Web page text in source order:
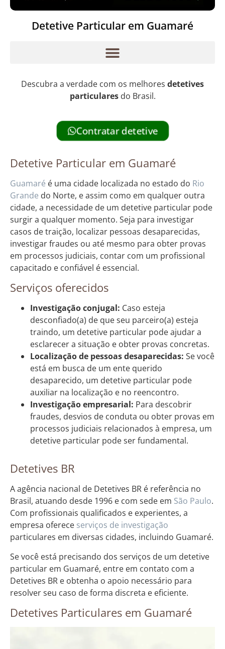
Detetive Particular em Guamaré
Descubra a verdade com os melhores detetives
particularesdo Brasil.
Contratar detetive
Detetive Particular em Guamaré
Guamaré é uma cidade localizada no estado do Rio
Grande do Norte, e assim como em qualquer outra
cidade, a necessidade de um detetive particular pode
surgir a qualquer momento. Seja para investigar
casos de traição, localizar pessoas desaparecidas,
investigar fraudes ou até mesmo para obter provas
em processos judiciais, contar com um profissional
capacitado e confiável é essencial.
Serviços oferecidos
Investigação conjugal: Caso esteja
desconfiado(a) de que seu parceiro(a) esteja
traindo, um detetive particular pode ajudar a
esclarecer a situação e obter provas concretas.
Localização de pessoas desaparecidas: Se você
está em busca de um ente querido
desaparecido, um detetive particular pode
auxiliar na localização e no reencontro.
Investigação empresarial: Para descobrir
fraudes, desvios de conduta ou obter provas em
processos judiciais relacionados à empresa, um
detetive particular pode ser fundamental.
Detetives BR
A agência nacional de Detetives BR é referência no
Brasil, atuando desde 1996 e com sede em São Paulo.
Com profissionais qualificados e experientes, a
empresa oferece serviços de investigação
particulares em diversas cidades, incluindo Guamaré.
Se você está precisando dos serviços de um detetive
particular em Guamaré, entre em contato com a
Detetives BR e obtenha o apoio necessário para
resolver seu caso de forma discreta e eficiente.
Detetives Particulares em Guamaré